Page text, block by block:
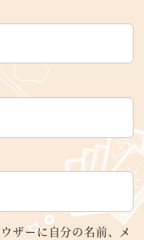
ザーに自分の名前、メ